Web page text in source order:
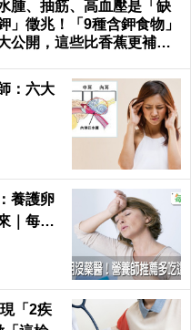
腫、抽筋、高血壓是「缺
」徵兆！「9種含鉀食物」
公開，這些比香蕉更補鉀
：六大
養護卵
｜每日
「2疾